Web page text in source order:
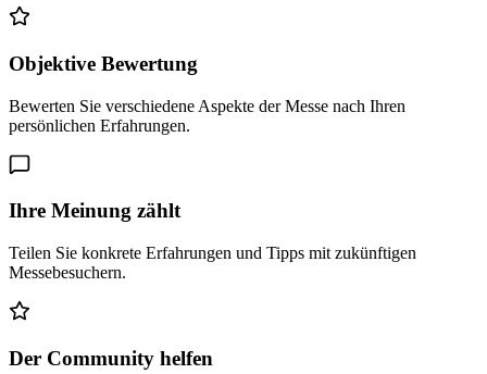
Objektive Bewertung
Bewerten Sie verschiedene Aspekte der Messe nach Ihren
persönlichen Erfahrungen.
Ihre Meinung zählt
Teilen Sie konkrete Erfahrungen und Tipps mit zukünftigen
Messebesuchern.
Der Community helfen